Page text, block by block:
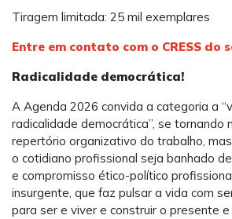
Tiragem limitada: 25 mil exemplares
Entre em contato com o CRESS do
Radicalidade democrática!
A Agenda 2026 convida a categoria a
radicalidade democrática”, se tornando
repertório organizativo do trabalho,
o cotidiano profissional seja banhado
e compromisso ético-político
insurgente, que faz pulsar a vida com
para ser e viver e construir o presente